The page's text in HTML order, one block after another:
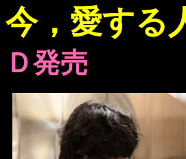
今，愛する
Ｄ発売